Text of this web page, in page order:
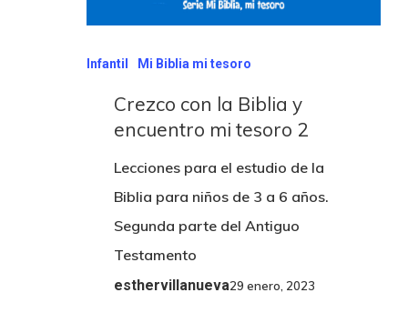
Infantil Mi Biblia mi tesoro
Crezco con la Biblia y
encuentro mi tesoro 2
Lecciones para el estudio de la
Biblia para niños de 3 a 6 años.
Segunda parte del Antiguo
Testamento
esthervillanueva29 enero, 2023